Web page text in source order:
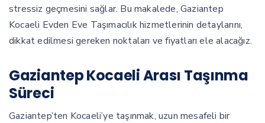
stressiz geçmesini sağlar. Bu makalede, Gaziantep
Kocaeli Evden Eve Taşımacılık hizmetlerinin detaylarını,
dikkat edilmesi gereken noktaları ve fiyatları ele alacağız.
Gaziantep Kocaeli Arası Taşınma
Süreci
Gaziantep’ten Kocaeli’ye taşınmak, uzun mesafeli bir